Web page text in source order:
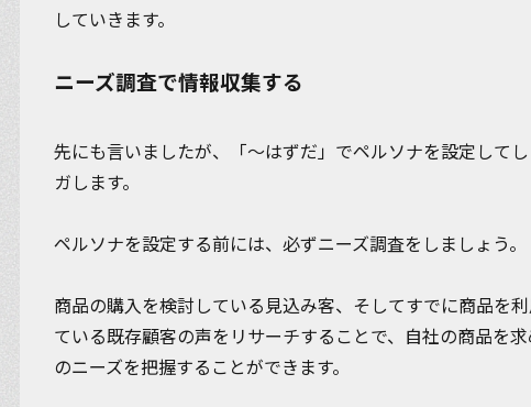
していきます。
ニーズ調査で情報収集する
先にも言いましたが、「～はずだ」でペルソナを設定して
ガします。
ペルソナを設定する前には、必ずニーズ調査をしましょう。
商品の購入を検討している見込み客、そしてすでに商品を
ている既存顧客の声をリサーチすることで、自社の商品を
のニーズを把握することができます。